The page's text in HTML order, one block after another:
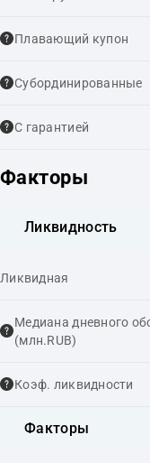
Плавающий купон
Cубординированные
С гарантией
Факторы
Ликвидность
Ликвидная
Медиана дневного
(млн.RUB)
Коэф. ликвидности
Факторы